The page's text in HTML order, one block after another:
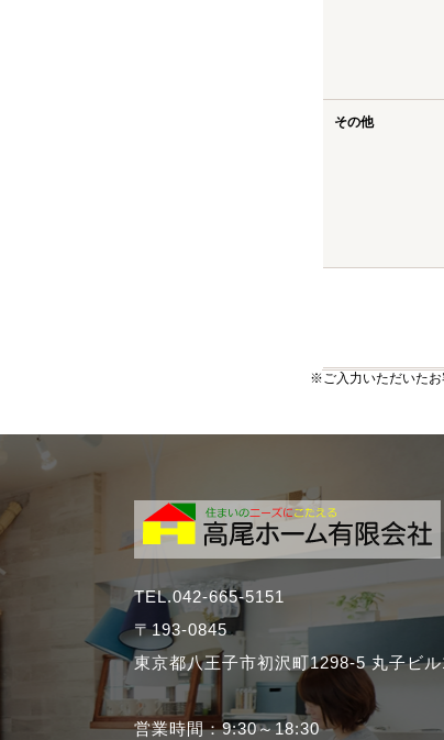
その他
※ご入力いただいたお
TEL.042-665-5151
〒193-0845
東京都八王子市初沢町1298-5 丸子ビ
営業時間：9:30～18:30